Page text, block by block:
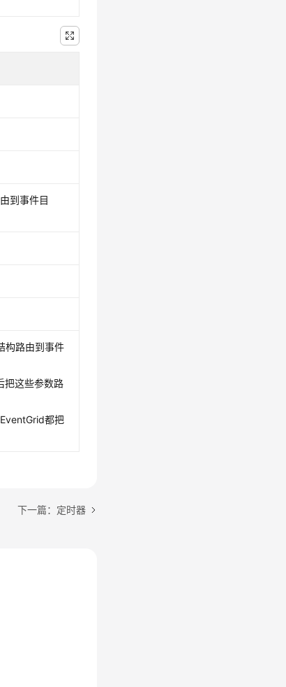
到事件目
构路由到事件
把这些参数路
都把
下一篇：定时器